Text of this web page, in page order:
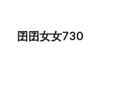
囝囝女女730